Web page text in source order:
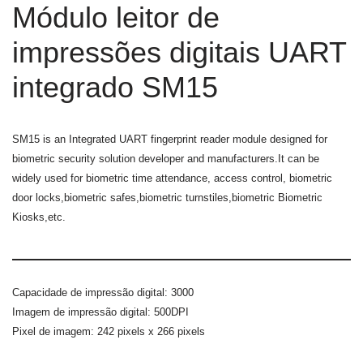
Módulo leitor de
impressões digitais UART
integrado SM15
SM15 is an Integrated UART fingerprint reader module designed for
biometric security solution developer and manufacturers.It can be
widely used for biometric time attendance, access control, biometric
door locks,biometric safes,biometric turnstiles,biometric Biometric
Kiosks,etc.
Capacidade de impressão digital: 3000
Imagem de impressão digital: 500DPI
Pixel de imagem: 242 pixels x 266 pixels